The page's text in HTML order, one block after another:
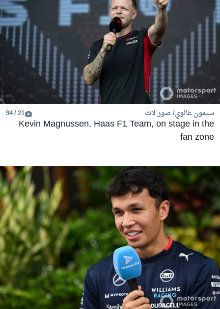
سيمون غالوي/ صور لات 21 / 94
Kevin Magnussen, Haas F1 Team, on stage in the
fan zone